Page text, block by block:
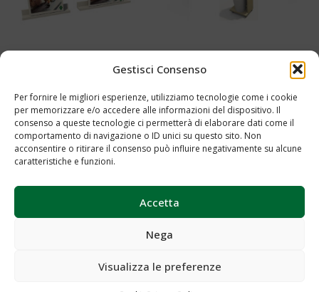
Gestisci Consenso
Per fornire le migliori esperienze, utilizziamo tecnologie come i cookie
per memorizzare e/o accedere alle informazioni del dispositivo. Il
consenso a queste tecnologie ci permetterà di elaborare dati come il
comportamento di navigazione o ID unici su questo sito. Non
acconsentire o ritirare il consenso può influire negativamente su alcune
caratteristiche e funzioni.
Accetta
Nega
Visualizza le preferenze
Mensola Porta Forex Laccata
0566A
Aggiungi al preventivo
Mobile Multifunzione Cod.0556
Aggiungi al preventivo